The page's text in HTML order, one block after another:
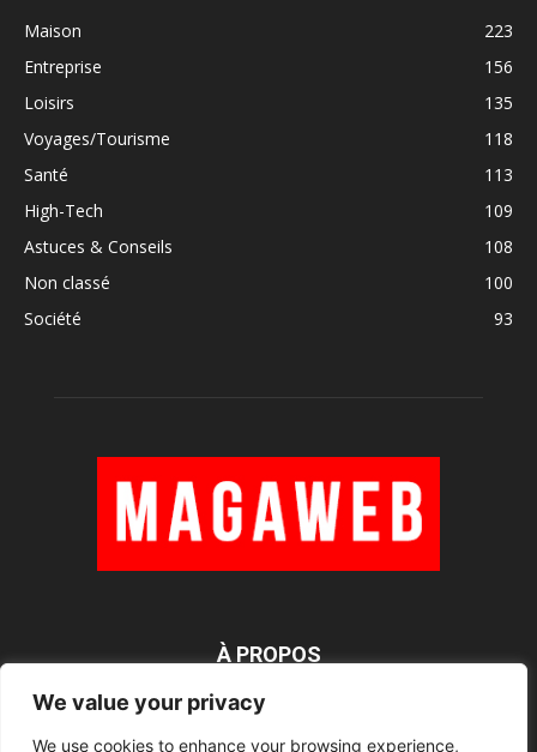
We value your privacy
We use cookies to enhance your browsing experience,
Maison
223
Entreprise
156
Loisirs
135
Voyages/Tourisme
118
Santé
113
High-Tech
109
Astuces & Conseils
108
Non classé
100
Société
93
À PROPOS